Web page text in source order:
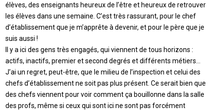
élèves, des enseignants heureux de l’être et heureux de retrouver
les élèves dans une semaine. C’est très rassurant, pour le chef
d’établissement que je m’apprête à devenir, et pour le père que je
suis aussi !
Il y a ici des gens très engagés, qui viennent de tous horizons :
actifs, inactifs, premier et second degrés et différents métiers…
J’ai un regret, peut-être, que le milieu de l’inspection et celui des
chefs d’établissement ne soit pas plus présent. Ce serait bien que
des chefs viennent pour voir comment ça bouillonne dans la salle
des profs, même si ceux qui sont ici ne sont pas forcément